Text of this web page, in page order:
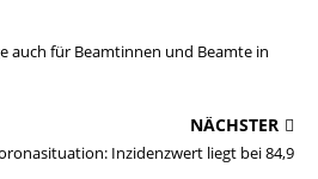
auch für Beamtinnen und Beamte in
NÄCHSTER
Inzidenzwert liegt bei 84,9